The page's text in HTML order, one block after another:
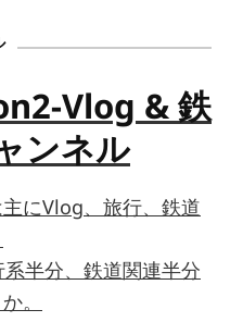
Vlog & 鉄
ンネル
にVlog、旅行、鉄道
半分、鉄道関連半分
。